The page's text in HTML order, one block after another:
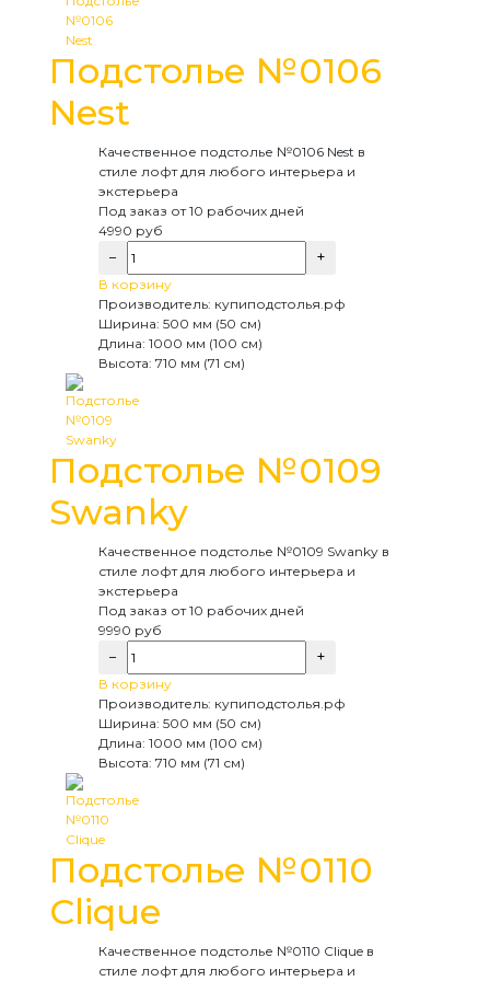
Подстолье №0106
Nest
Качественное подстолье №0106 Nest в
стиле лофт для любого интерьера и
экстерьера
Под заказ от 10 рабочих дней
4990 руб
− +
В корзину
Производитель: купиподстолья.рф
Ширина: 500 мм (50 см)
Длина: 1000 мм (100 см)
Высота: 710 мм (71 см)
Подстолье №0109
Swanky
Качественное подстолье №0109 Swanky в
стиле лофт для любого интерьера и
экстерьера
Под заказ от 10 рабочих дней
9990 руб
− +
В корзину
Производитель: купиподстолья.рф
Ширина: 500 мм (50 см)
Длина: 1000 мм (100 см)
Высота: 710 мм (71 см)
Подстолье №0110
Clique
Качественное подстолье №0110 Clique в
стиле лофт для любого интерьера и